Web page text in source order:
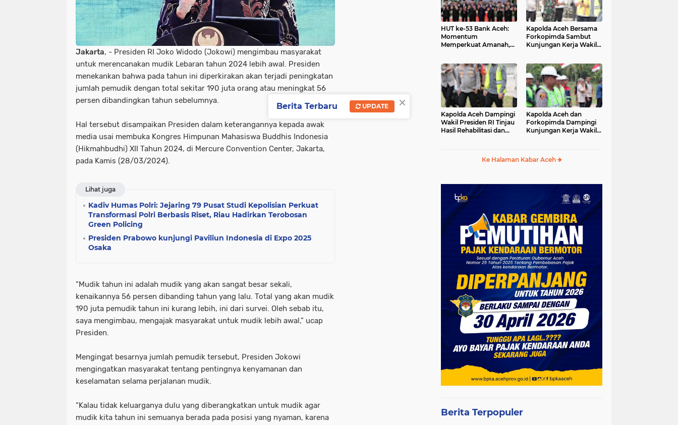
Jakarta, - Presiden RI Joko Widodo (Jokowi) mengimbau masyarakat
untuk merencanakan mudik Lebaran tahun 2024 lebih awal. Presiden
menekankan bahwa pada tahun ini diperkirakan akan terjadi peningkatan
jumlah pemudik dengan total sekitar 190 juta orang atau meningkat 56
persen dibandingkan tahun sebelumnya.
Hal tersebut disampaikan Presiden dalam keterangannya kepada awak
media usai membuka Kongres Himpunan Mahasiswa Buddhis Indonesia
(Hikmahbudhi) XII Tahun 2024, di Mercure Convention Center, Jakarta,
pada Kamis (28/03/2024).
Lihat juga
Kadiv Humas Polri: Jejaring 79 Pusat Studi Kepolisian Perkuat
Transformasi Polri Berbasis Riset, Riau Hadirkan Terobosan
Green Policing
Presiden Prabowo kunjungi Paviliun Indonesia di Expo 2025
Osaka
“Mudik tahun ini adalah mudik yang akan sangat besar sekali,
kenaikannya 56 persen dibanding tahun yang lalu. Total yang akan mudik
190 juta pemudik tahun ini kurang lebih, ini dari survei. Oleh sebab itu,
saya mengimbau, mengajak masyarakat untuk mudik lebih awal,” ucap
Presiden.
Mengingat besarnya jumlah pemudik tersebut, Presiden Jokowi
mengingatkan masyarakat tentang pentingnya kenyamanan dan
keselamatan selama perjalanan mudik.
“Kalau tidak keluarganya dulu yang diberangkatkan untuk mudik agar
mudik kita tahun ini semuanya berada pada posisi yang nyaman, karena
HUT ke-53 Bank Aceh:
Momentum
Memperkuat Amanah,
Kapolda Aceh Bersama
Forkopimda Sambut
Kunjungan Kerja Wakil
Kapolda Aceh Dampingi
Wakil Presiden RI Tinjau
Hasil Rehabilitasi dan
Kapolda Aceh dan
Forkopimda Dampingi
Kunjungan Kerja Wakil
Ke Halaman Kabar Aceh
Berita Terpopuler
×
Berita Terbaru UPDATE